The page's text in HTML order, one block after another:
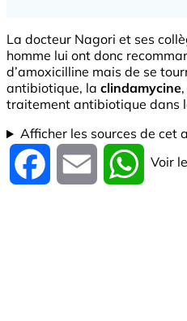
La docteur Nagori et ses
homme lui ont donc
d’amoxicilline mais de se
antibiotique, la clindamycine
traitement antibiotique dans
Afficher les sources de cet
Facebook Email Voir